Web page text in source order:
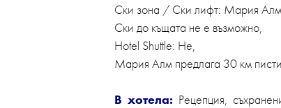
Ски зона / Ски лифт: Мария
Ски до къщата не е възможно,
Hotel Shuttle: Не,
Мария Алм предлага 30 км
В хотела: Рецепция,